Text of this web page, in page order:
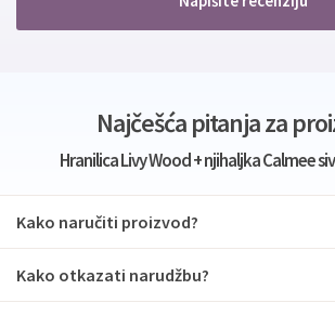
Najčešća pitanja za
Hranilica Livy Wood + njihaljka Calmee
Kako naručiti proizvod?
Kako otkazati narudžbu?